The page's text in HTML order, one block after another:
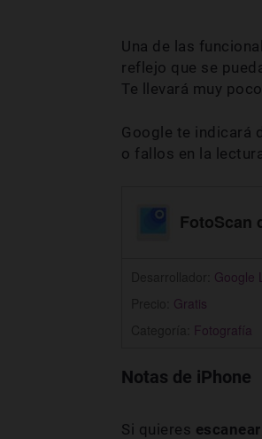
Una de las
reflejo que se
Te llevará muy
Google te indicará
o fallos en la
FotoScan
Google
Gratis
Fotografía
Notas de iPhone
Si quieres